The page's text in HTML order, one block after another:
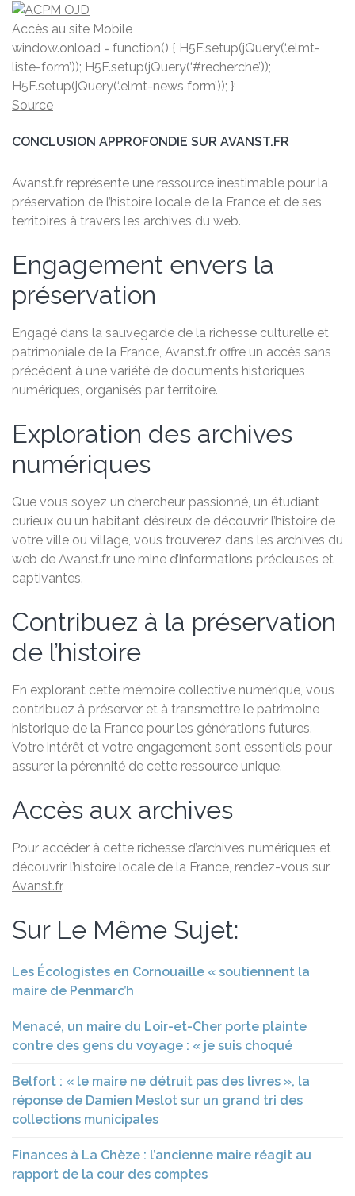
Accès au site Mobile
window.onload = function() { H5F.setup(jQuery(‘.elmt-
liste-form’)); H5F.setup(jQuery(‘#recherche’));
H5F.setup(jQuery(‘.elmt-news form’)); };
Source
CONCLUSION APPROFONDIE SUR AVANST.FR
Avanst.fr représente une ressource inestimable pour la
préservation de l’histoire locale de la France et de ses
territoires à travers les archives du web.
Engagement envers la
préservation
Engagé dans la sauvegarde de la richesse culturelle et
patrimoniale de la France, Avanst.fr offre un accès sans
précédent à une variété de documents historiques
numériques, organisés par territoire.
Exploration des archives
numériques
Que vous soyez un chercheur passionné, un étudiant
curieux ou un habitant désireux de découvrir l’histoire de
votre ville ou village, vous trouverez dans les archives du
web de Avanst.fr une mine d’informations précieuses et
captivantes.
Contribuez à la préservation
de l’histoire
En explorant cette mémoire collective numérique, vous
contribuez à préserver et à transmettre le patrimoine
historique de la France pour les générations futures.
Votre intérêt et votre engagement sont essentiels pour
assurer la pérennité de cette ressource unique.
Accès aux archives
Pour accéder à cette richesse d’archives numériques et
découvrir l’histoire locale de la France, rendez-vous sur
Avanst.fr.
Sur Le Même Sujet:
Les Écologistes en Cornouaille « soutiennent la
maire de Penmarc’h
Menacé, un maire du Loir-et-Cher porte plainte
contre des gens du voyage : « je suis choqué
Belfort : « le maire ne détruit pas des livres », la
réponse de Damien Meslot sur un grand tri des
collections municipales
Finances à La Chèze : l’ancienne maire réagit au
rapport de la cour des comptes